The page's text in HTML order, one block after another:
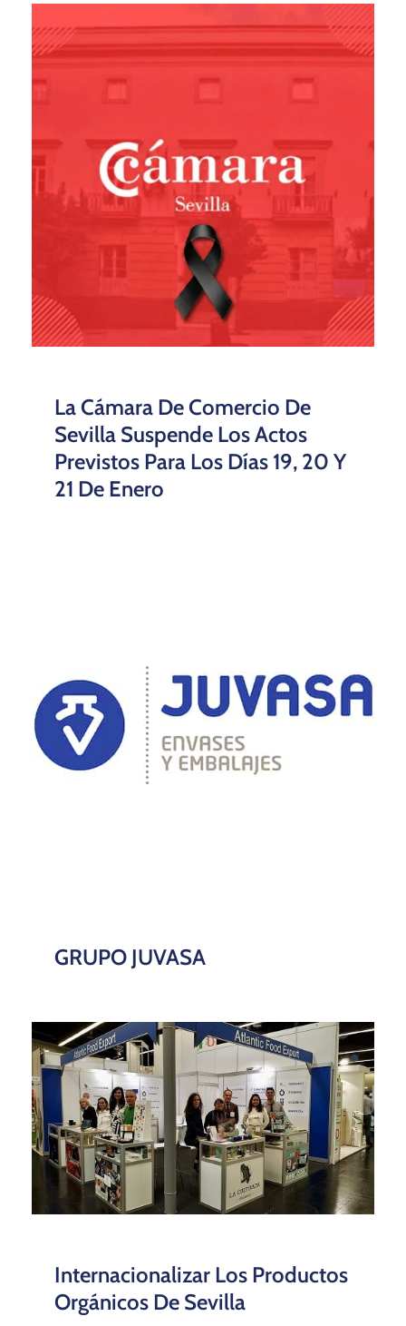
La Cámara De Comercio De
Sevilla Suspende Los Actos
Previstos Para Los Días 19, 20 Y
21 De Enero
GRUPO JUVASA
Internacionalizar Los Productos
Orgánicos De Sevilla